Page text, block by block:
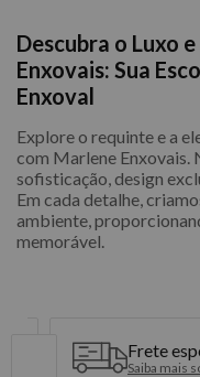
Descubra o Luxo
Enxovais: Sua
Enxoval
Explore o requinte e a
com Marlene Enxovais.
sofisticação, design
Em cada detalhe,
ambiente,
memorável.
Frete
Saiba mais